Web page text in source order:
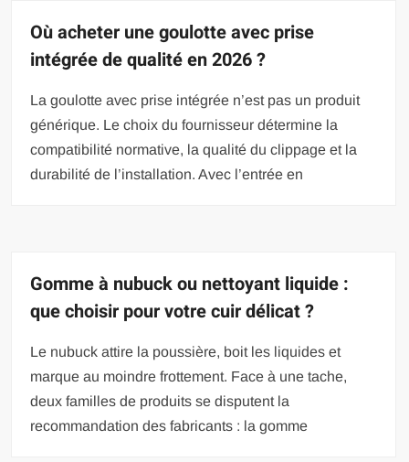
Où acheter une goulotte avec prise
intégrée de qualité en 2026 ?
La goulotte avec prise intégrée n’est pas un produit
générique. Le choix du fournisseur détermine la
compatibilité normative, la qualité du clippage et la
durabilité de l’installation. Avec l’entrée en
Gomme à nubuck ou nettoyant liquide :
que choisir pour votre cuir délicat ?
Le nubuck attire la poussière, boit les liquides et
marque au moindre frottement. Face à une tache,
deux familles de produits se disputent la
recommandation des fabricants : la gomme